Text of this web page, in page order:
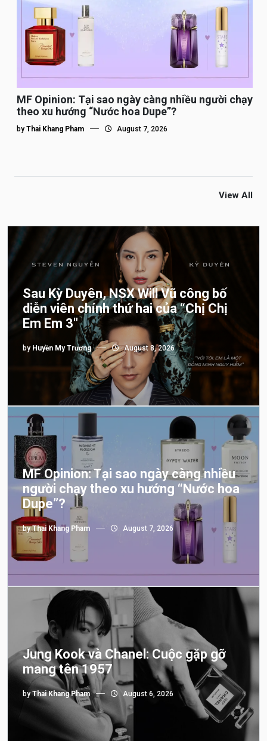
MF Opinion: Tại sao ngày càng nhiều người chạy
theo xu hướng “Nước hoa Dupe”?
by Thai Khang Pham August 7, 2026
View All
Sau Kỳ Duyên, NSX Will Vũ công bố
diễn viên chính thứ hai của “Chị Chị
Em Em 3″
by Huyền My Trương August 8, 2026
MF Opinion: Tại sao ngày càng nhiều
người chạy theo xu hướng “Nước hoa
Dupe”?
byThai Khang Pham August 7, 2026
Jung Kook và Chanel: Cuộc gặp gỡ
mang tên 1957
byThai Khang Pham August 6, 2026